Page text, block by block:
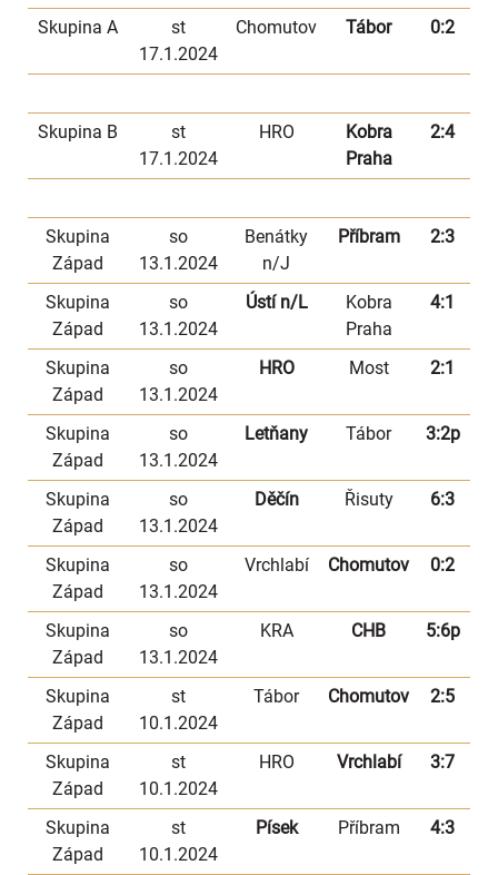
Skupina A
st
17.1.2024
Chomutov Tábor 0:2
Skupina B
st
17.1.2024
HRO
Kobra
Praha
2:4
Skupina
Západ
so
13.1.2024
Benátky
n/J
Příbram 2:3
Skupina
Západ
so
13.1.2024
Ústí n/L
Kobra
Praha
4:1
Skupina
Západ
so
13.1.2024
HRO Most 2:1
Skupina
Západ
so
13.1.2024
Letňany Tábor 3:2p
Skupina
Západ
so
13.1.2024
Děčín Řisuty 6:3
Skupina
Západ
so
13.1.2024
Vrchlabí Chomutov 0:2
Skupina
Západ
so
13.1.2024
KRA CHB 5:6p
Skupina
Západ
st
10.1.2024
Tábor Chomutov 2:5
Skupina
Západ
st
10.1.2024
HRO Vrchlabí 3:7
Skupina
Západ
st
10.1.2024
Písek Příbram 4:3